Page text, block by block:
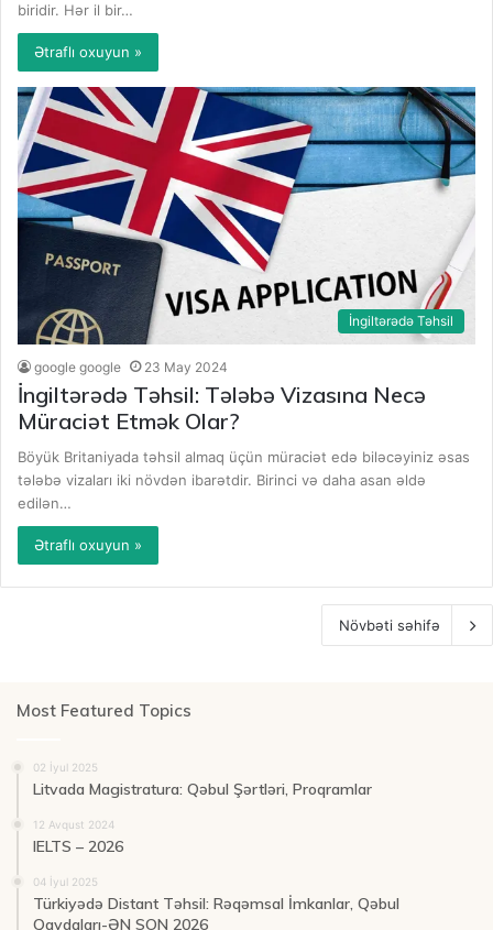
biridir. Hər il bir…
Ətraflı oxuyun »
İngiltərədə Təhsil
google google 23 May 2024
İngiltərədə Təhsil: Tələbə Vizasına Necə
Müraciət Etmək Olar?
Böyük Britaniyada təhsil almaq üçün müraciət edə biləcəyiniz əsas
tələbə vizaları iki növdən ibarətdir. Birinci və daha asan əldə
edilən…
Ətraflı oxuyun »
Növbəti səhifə
Most Featured Topics
02 İyul 2025
Litvada Magistratura: Qəbul Şərtləri, Proqramlar
12 Avqust 2024
IELTS – 2026
04 İyul 2025
Türkiyədə Distant Təhsil: Rəqəmsal İmkanlar, Qəbul
Qaydaları-ƏN SON 2026